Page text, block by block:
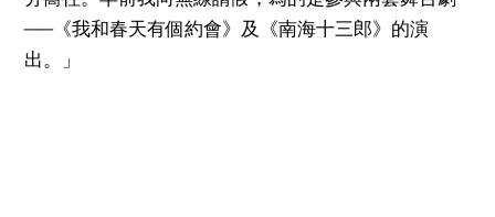
──《我和春天有個約會》及《南海十三郎》的演
出。」